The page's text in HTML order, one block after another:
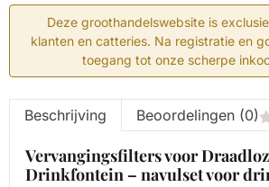
Deze groothandelswebsite is
klanten en catteries. Na registratie en
toegang tot onze scherpe
Beschrijving Beoordelingen (0)
Vervangingsfilters voor
Drinkfontein – navulset voor